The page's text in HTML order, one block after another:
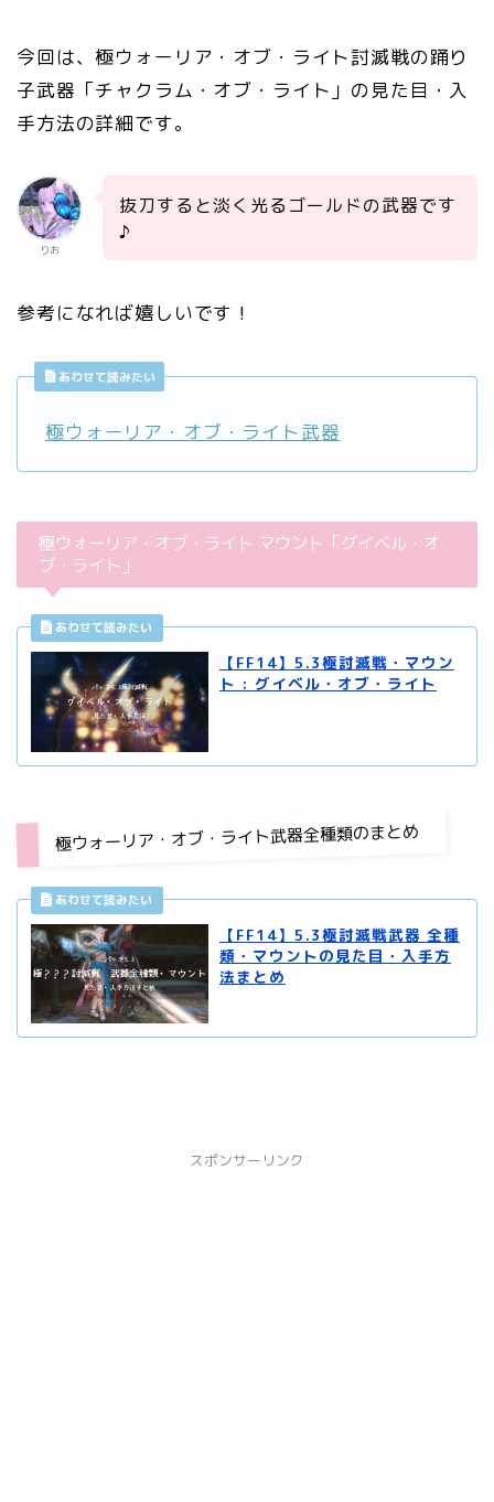
今回は、極ウォーリア・オブ・ライト討滅戦の踊り
子武器「チャクラム・オブ・ライト」の見た目・入
手方法の詳細です。
りお
抜刀すると淡く光るゴールドの武器です
♪
参考になれば嬉しいです！
あわせて読みたい
極ウォーリア・オブ・ライト武器
極ウォーリア・オブ・ライト マウント「グイベル・オ
ブ・ライト」
【FF14】5.3極討滅戦・マウン
ト : グイベル・オブ・ライト
極ウォーリア・オブ・ライト武器全種類のまとめ
【FF14】5.3極討滅戦武器 全種
類・マウントの見た目・入手方
法まとめ
スポンサーリンク